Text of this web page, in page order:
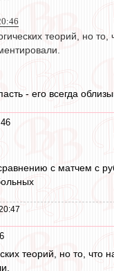
теорий, но
- его всегда
с матчем с
теорий, но то, что